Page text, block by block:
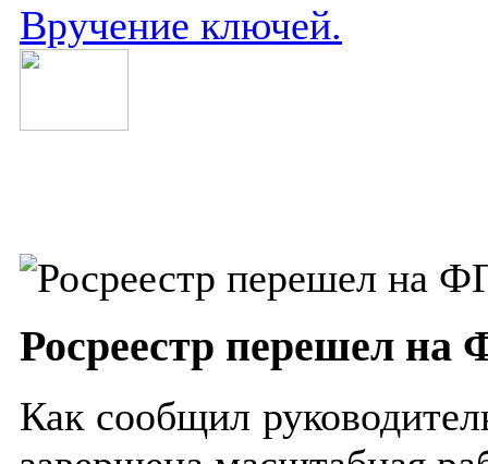
Вручение ключей.
Росреестр перешел
Как сообщил